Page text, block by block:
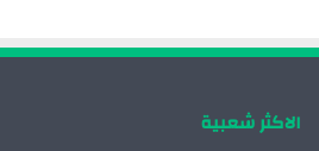
الاكثر شعبية